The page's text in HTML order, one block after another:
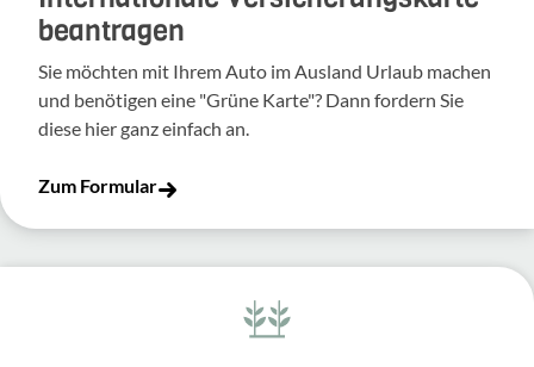
bean­tragen
Sie möchten mit Ihrem Auto im Ausland Urlaub machen
und benö­tigen eine "Grüne Karte"? Dann fordern Sie
diese hier ganz einfach an.
Zum Formular